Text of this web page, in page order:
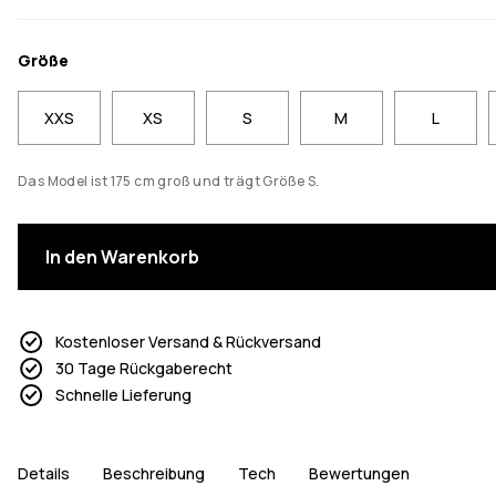
Größe
XXS XS S M L
Das Model ist 175 cm groß und trägt Größe S.
In den Warenkorb
Kostenloser Versand & Rückversand
30 Tage Rückgaberecht
Schnelle Lieferung
Details Beschreibung Tech Bewertungen